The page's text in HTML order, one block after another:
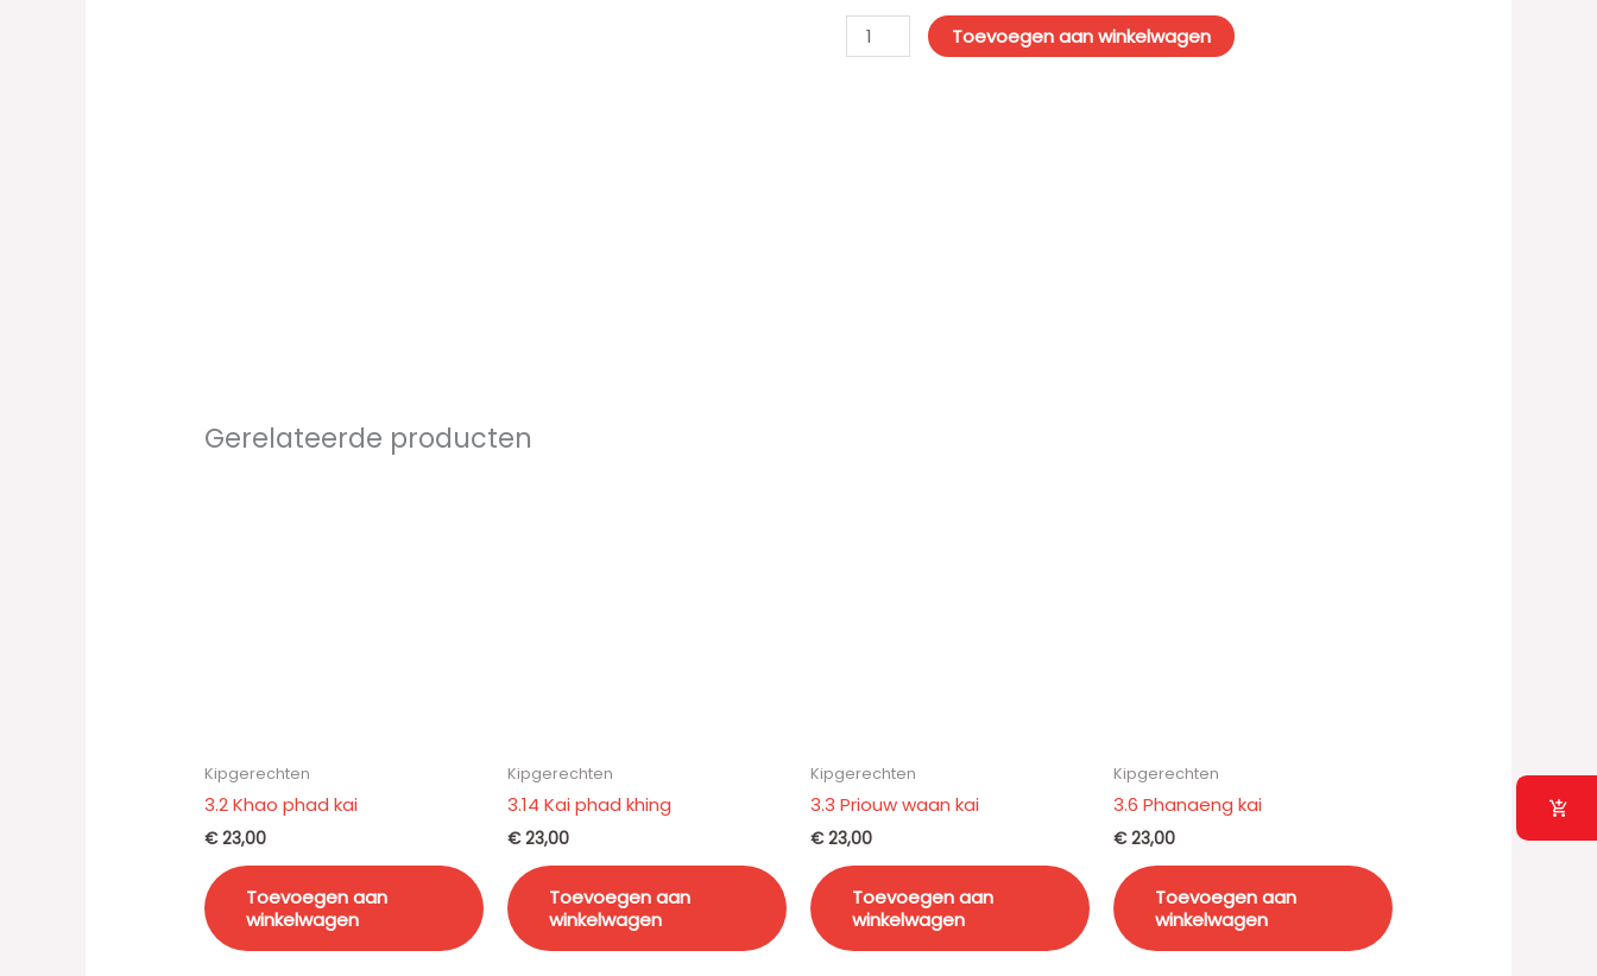
Toevoegen aan winkelwagen
Gerelateerde producten
Kipgerechten
3.2 Khao phad kai
€23,00
Toevoegen aan
winkelwagen
Kipgerechten
3.14 Kai phad khing
€23,00
Toevoegen aan
winkelwagen
Kipgerechten
3.3 Priouw waan kai
€23,00
Toevoegen aan
winkelwagen
Kipgerechten
3.6 Phanaeng kai
€23,00
Toevoegen aan
winkelwagen